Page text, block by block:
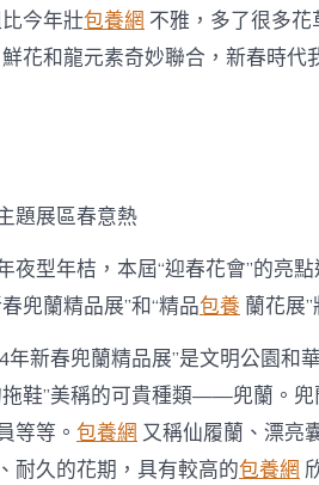
今年壯包養網 不雅，多了很多
鮮花和龍元素奇妙聯合，新春時
題展區春意熱
夜型年桔，本屆“迎春花會”的亮
蘭精品展”和“精品包養 蘭花展
新春兜蘭精品展”是文明公園和
拖鞋”美稱的可貴種類——兜蘭。
等等。 包養網 又稱仙履蘭、漂亮
耐久的花期，具有較高的包養網